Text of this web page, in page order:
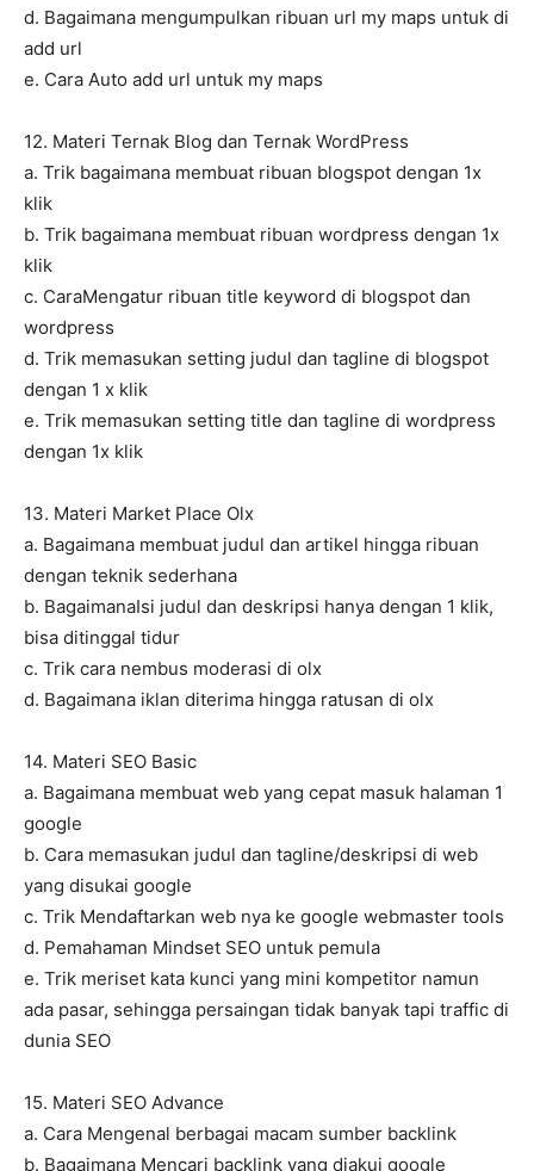
d. Bagaimana mengumpulkan ribuan url my maps untuk di
add url
e. Cara Auto add url untuk my maps
12. Materi Ternak Blog dan Ternak WordPress
a. Trik bagaimana membuat ribuan blogspot dengan 1x
klik
b. Trik bagaimana membuat ribuan wordpress dengan 1x
klik
c. CaraMengatur ribuan title keyword di blogspot dan
wordpress
d. Trik memasukan setting judul dan tagline di blogspot
dengan 1 x klik
e. Trik memasukan setting title dan tagline di wordpress
dengan 1x klik
13. Materi Market Place Olx
a. Bagaimana membuat judul dan artikel hingga ribuan
dengan teknik sederhana
b. BagaimanaIsi judul dan deskripsi hanya dengan 1 klik,
bisa ditinggal tidur
c. Trik cara nembus moderasi di olx
d. Bagaimana iklan diterima hingga ratusan di olx
14. Materi SEO Basic
a. Bagaimana membuat web yang cepat masuk halaman 1
google
b. Cara memasukan judul dan tagline/deskripsi di web
yang disukai google
c. Trik Mendaftarkan web nya ke google webmaster tools
d. Pemahaman Mindset SEO untuk pemula
e. Trik meriset kata kunci yang mini kompetitor namun
ada pasar, sehingga persaingan tidak banyak tapi traffic di
dunia SEO
15. Materi SEO Advance
a. Cara Mengenal berbagai macam sumber backlink
b. Bagaimana Mencari backlink yang diakui google